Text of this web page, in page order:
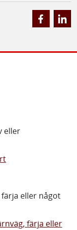
eller
eller något
färja eller